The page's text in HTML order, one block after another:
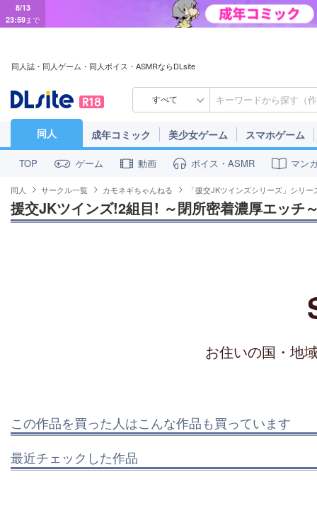
8/13
23:59まで
同人誌・同人ゲーム・同人ボイス・ASMRならDLsite
すべて
同人 成年コミック 美少女ゲーム スマホゲーム
TOP ゲーム 動画 ボイス・ASMR マン
同人 サークル一覧 カモネギちゃんねる 「援交JKツインズシリーズ」シリー
援交JKツインズ!2組目! ～閉所密着濃厚エッチ
お住いの国・地
この作品を買った人はこんな作品も買っています
最近チェックした作品